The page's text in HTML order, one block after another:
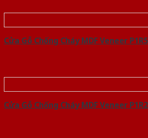
Cửa Gỗ Chống Cháy MDF Veneer
Cửa Gỗ Chống Cháy MDF Veneer